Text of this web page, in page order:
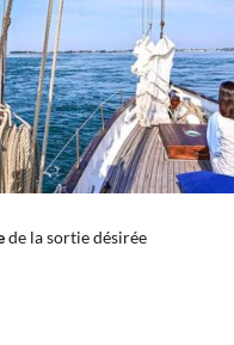
de la sortie désirée